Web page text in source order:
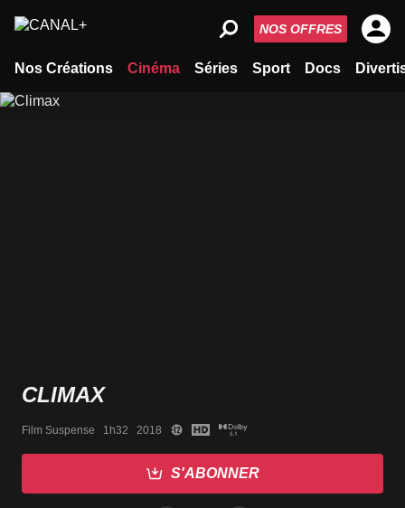
Nos Créations Cinéma Séries Sport Docs
NOS OFFRES
CLIMAX
Film Suspense   1h32   2018
S'ABONNER